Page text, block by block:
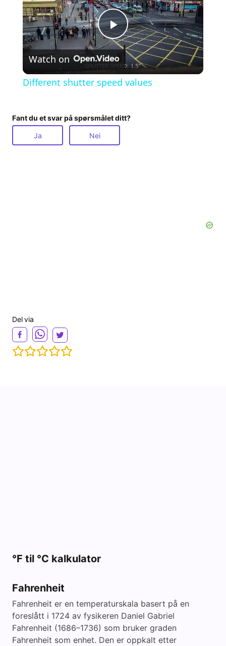
P
l
y
Watch on
Different shutter speed values
Fant du et svar på spørsmålet ditt?
Ja Nei
Del via
°F til °C kalkulator
Fahrenheit
Fahrenheit er en temperaturskala basert på en
foreslått i 1724 av fysikeren Daniel Gabriel
Fahrenheit (1686–1736) som bruker graden
Fahrenheit som enhet. Den er oppkalt etter